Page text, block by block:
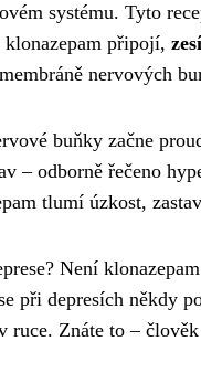
systému. Tyto
klonazepam připojí,
nervových
buňky začne
– odborně řečeno
tlumí úzkost,
Není
při depresích někdy
ruce. Znáte to –